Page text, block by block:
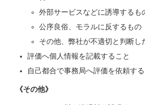
外部サービスなどに誘導するも
公序良俗、モラルに反するもの
その他、弊社が不適切と判断し
評価へ個人情報を記載すること
自己都合で事務局へ評価を依頼する
《その他》